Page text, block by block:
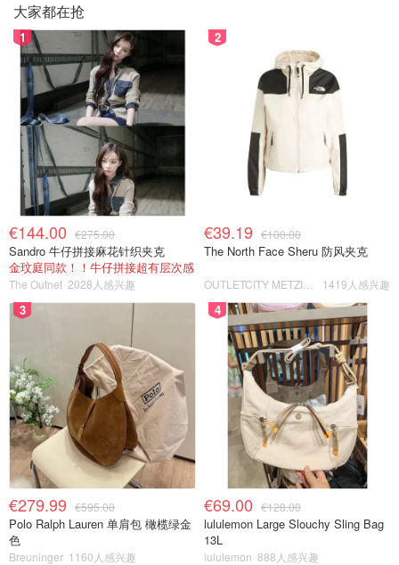
大家都在抢
1
€144.00 €275.00
Sandro 牛仔拼接麻花针织夹克
金玟庭同款！！牛仔拼接超有层次感
The Outnet 2028人感兴趣
2
€39.19 €100.00
The North Face Sheru 防风夹克
1419人感兴趣
3
€279.99 €595.00
Polo Ralph Lauren 单肩包 橄榄绿金
色
Breuninger 1160人感兴趣
4
€69.00 €128.00
lululemon Large Slouchy Sling Bag
13L
lululemon 888人感兴趣